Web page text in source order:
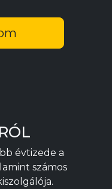
évtizede a
számos